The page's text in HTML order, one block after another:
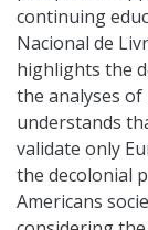
continuing
Nacional de
highlights the
the analyses of
understands
validate only
the decolonial
Americans